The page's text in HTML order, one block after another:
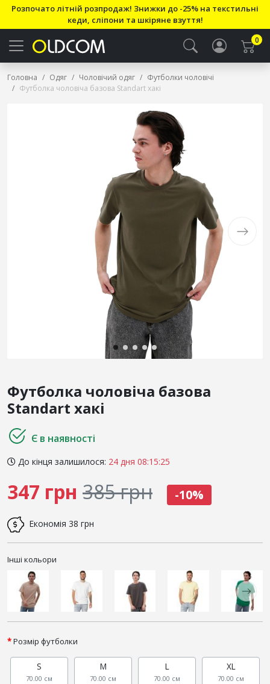
Розпочато літній розпродаж! Знижки до -25% на текстильні
кеди, сліпони та шкіряне взуття!
0
Головна Одяг Чоловічий одяг
Футболки чоловічі
Футболка чоловіча базова Standart хакі
Футболка чоловіча базова
Standart хакі
Є в наявності
До кінця залишилося: 24 дня 08:15:25
347 грн 385 грн -10%
Економія 38 грн
Інші кольори
Розмір футболки
S
70.00 см
M
70.00 см
L
70.00 см
XL
70.00 см